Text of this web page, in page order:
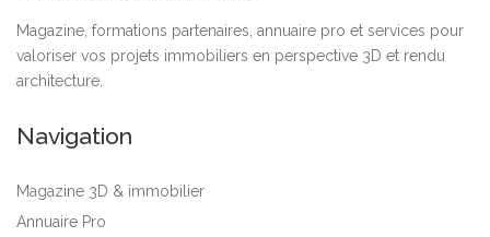
Magazine, formations partenaires, annuaire pro et services pour
valoriser vos projets immobiliers en perspective 3D et rendu
architecture.
Navigation
Magazine 3D & immobilier
Annuaire Pro